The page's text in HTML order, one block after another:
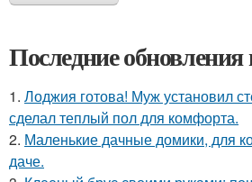
Последние обновления
1. Лоджия готова! Муж установил
сделал теплый пол для комфорта.
2. Маленькие дачные домики, для
даче.